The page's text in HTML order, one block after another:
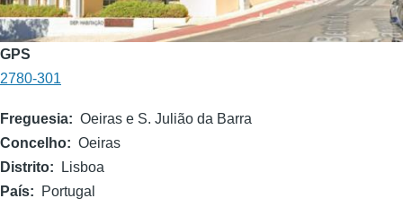
GPS
2780-301
Freguesia
Oeiras e S. Julião da Barra
Concelho
Oeiras
Distrito
Lisboa
País
Portugal